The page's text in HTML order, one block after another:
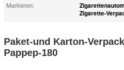
Markieren:
Zigarette-
Paket-und Karton-
Pappep-180